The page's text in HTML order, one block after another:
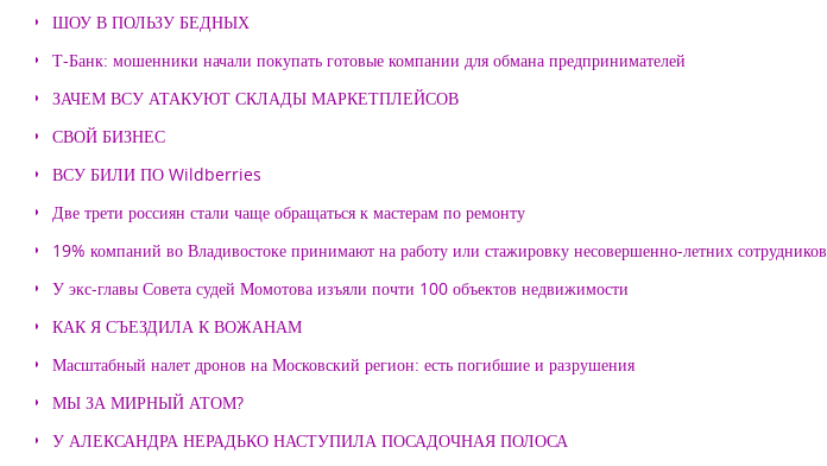
ШОУ В ПОЛЬЗУ БЕДНЫХ
Т-Банк: мошенники начали покупать готовые компании для обмана предпринимателей
ЗАЧЕМ ВСУ АТАКУЮТ СКЛАДЫ МАРКЕТПЛЕЙСОВ
СВОЙ БИЗНЕС
ВСУ БИЛИ ПО Wildberries
Две трети россиян стали чаще обращаться к мастерам по ремонту
19% компаний во Владивостоке принимают на работу или стажировку несовершенно-летних сотрудников
У экс-главы Совета судей Момотова изъяли почти 100 объектов недвижимости
КАК Я СЪЕЗДИЛА К ВОЖАНАМ
Масштабный налет дронов на Московский регион: есть погибшие и разрушения
МЫ ЗА МИРНЫЙ АТОМ?
У АЛЕКСАНДРА НЕРАДЬКО НАСТУПИЛА ПОСАДОЧНАЯ ПОЛОСА